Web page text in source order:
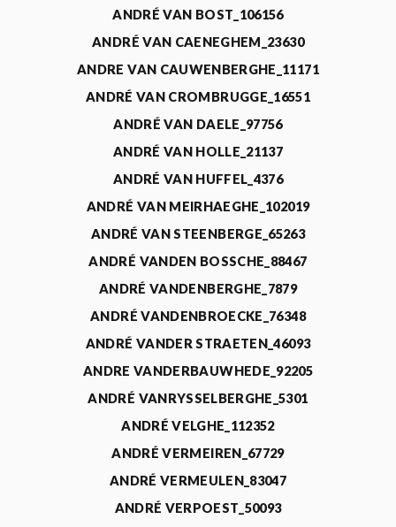
ANDRÉ VAN BOST_106156
ANDRÉ VAN CAENEGHEM_23630
ANDRE VAN CAUWENBERGHE_11171
ANDRÉ VAN CROMBRUGGE_16551
ANDRÉ VAN DAELE_97756
ANDRÉ VAN HOLLE_21137
ANDRÉ VAN HUFFEL_4376
ANDRÉ VAN MEIRHAEGHE_102019
ANDRÉ VAN STEENBERGE_65263
ANDRÉ VANDEN BOSSCHE_88467
ANDRÉ VANDENBERGHE_7879
ANDRÉ VANDENBROECKE_76348
ANDRÉ VANDER STRAETEN_46093
ANDRE VANDERBAUWHEDE_92205
ANDRÉ VANRYSSELBERGHE_5301
ANDRÉ VELGHE_112352
ANDRÉ VERMEIREN_67729
ANDRÉ VERMEULEN_83047
ANDRÉ VERPOEST_50093